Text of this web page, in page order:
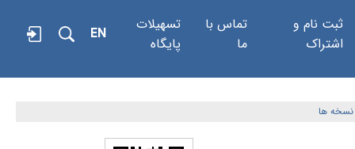
ثبت نام و
اشتراک
تماس با
ما
تسهیلات
پایگاه
EN
ها